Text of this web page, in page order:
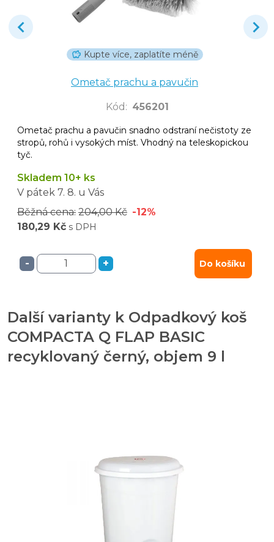
Kupte více, zaplatíte méně
Ometač prachu a pavučin
Kód : 456201
Ometač prachu a pavučin snadno odstraní nečistoty ze
stropů, rohů i vysokých míst. Vhodný na teleskopickou
tyč.
Skladem 10+ ks
V pátek 7. 8. u Vás
Běžná cena: 204,00 Kč -12%
180,29 Kč s DPH
- + Do košíku
Další varianty k Odpadkový koš
COMPACTA Q FLAP BASIC
recyklovaný černý, objem 9 l